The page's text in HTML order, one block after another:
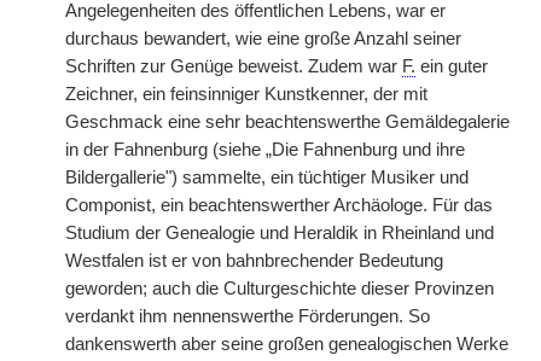
Angelegenheiten des öffentlichen Lebens, war er
durchaus bewandert, wie eine große Anzahl seiner
Schriften zur Genüge beweist. Zudem war F. ein guter
Zeichner, ein feinsinniger Kunstkenner, der mit
Geschmack eine sehr beachtenswerthe Gemäldegalerie
in der Fahnenburg (siehe „Die Fahnenburg und ihre
Bildergallerie") sammelte, ein tüchtiger Musiker und
Componist, ein beachtenswerther Archäologe. Für das
Studium der Genealogie und Heraldik in Rheinland und
Westfalen ist er von bahnbrechender Bedeutung
geworden; auch die Culturgeschichte dieser Provinzen
verdankt ihm nennenswerthe Förderungen. So
dankenswerth aber seine großen genealogischen Werke